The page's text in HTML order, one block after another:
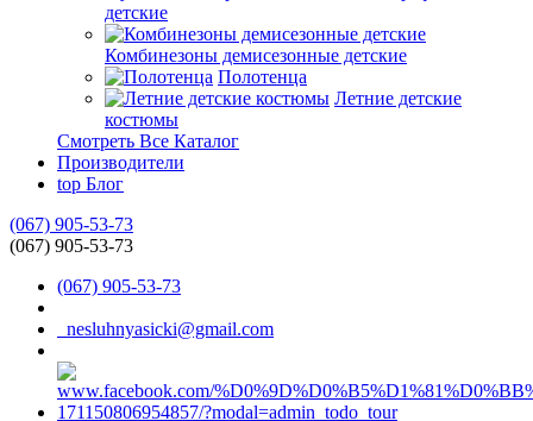
детские
Комбинезоны демисезонные детские
Полотенца
Летние детские
костюмы
Смотреть Все Каталог
Производители
top Блог
(067) 905-53-73
(067) 905-53-73
(067) 905-53-73
nesluhnyasicki@gmail.com